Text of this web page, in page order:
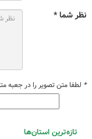
نظر شما *
* لطفا متن تصویر را در جعبه
تازه‌ترین استان‌ها